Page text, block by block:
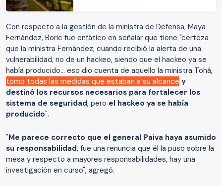
Con respecto a la gestión de la ministra de Defensa, Maya
Fernández, Boric fue enfático en señalar que tiene "certeza
que la ministra Fernández, cuando recibió la alerta de una
vulnerabilidad, no de un hackeo, siendo que el hackeo ya se
había producido... eso dio cuenta de aquello la ministra Tohá,
tomó todas las medidas que estaban a su alcance y
destinó los recursos necesarios para fortalecer los
sistema de seguridad, pero el hackeo ya se había
producido".
"Me parece correcto que el general Paiva haya asumido
su responsabilidad, fue una renuncia que él la puso sobre la
mesa y respecto a mayores responsabilidades, hay una
investigación en curso", agregó.